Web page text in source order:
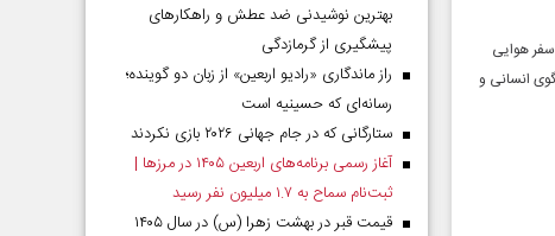
هوایی
انسانی و
بهترین نوشیدنی ضد عطش و راهکارهای
پیشگیری از گرمازدگی
راز ماندگاری «رادیو اربعین» از زبان دو گوینده؛
رسانه‌ای که حسینیه است
ستارگانی که در جام جهانی ۲۰۲۶ بازی نکردند
آغاز رسمی برنامه‌های اربعین ۱۴۰۵ در مرز‌ها |
ثبت‌نام سماح به ۱.۷ میلیون نفر رسید
قیمت قبر در بهشت زهرا (س) در سال ۱۴۰۵